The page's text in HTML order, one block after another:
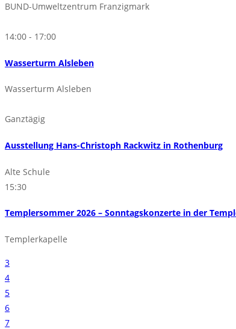
BUND-Umweltzentrum Franzigmark
14:00 - 17:00
Wasserturm Alsleben
Wasserturm Alsleben
Ganztägig
Ausstellung Hans-Christoph Rackwitz in Rothenburg
Alte Schule
15:30
Templersommer 2026 – Sonntagskonzerte in der
Templerkapelle
3
4
5
6
7